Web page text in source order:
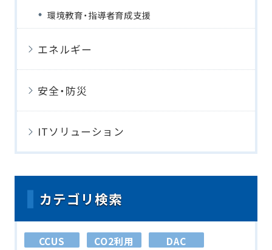
環境教育・指導者育成支援
エネルギー
安全・防災
ITソリューション
カテゴリ検索
CCUS CO2利用
DAC